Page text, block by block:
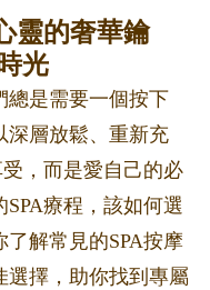
靈的奢華鑰
光
總是需要一個按下
深層放鬆、重新充
，而是愛自己的必
療程，該如何選
解常見的SPA按摩
選擇，助你找到專屬